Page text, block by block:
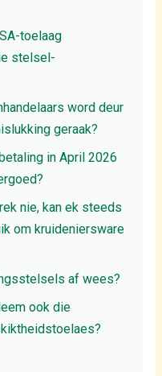
toelaag
stelsel-
word deur
geraak?
in April 2026
nie, kan ek steeds
om kruideniersware
af wees?
ook die